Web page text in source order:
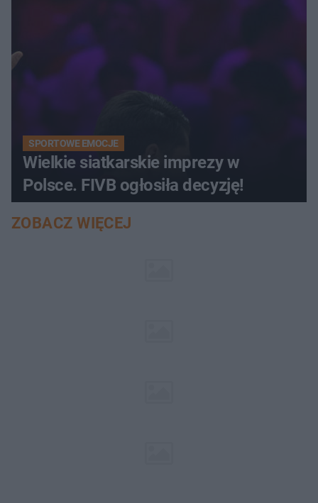
SPORTOWE EMOCJE
Wielkie siatkarskie imprezy w
Polsce. FIVB ogłosiła decyzję!
ZOBACZ WIĘCEJ